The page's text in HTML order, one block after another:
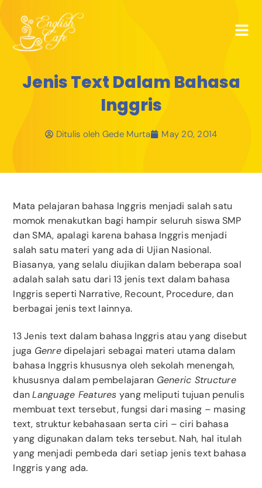
Jenis Text Dalam Bahasa
Inggris
Ditulis oleh Gede Murta May 20, 2014
Mata pelajaran bahasa Inggris menjadi salah satu
momok menakutkan bagi hampir seluruh siswa SMP
dan SMA, apalagi karena bahasa Inggris menjadi
salah satu materi yang ada di Ujian Nasional.
Biasanya, yang selalu diujikan dalam beberapa soal
adalah salah satu dari 13 jenis text dalam bahasa
Inggris seperti Narrative, Recount, Procedure, dan
berbagai jenis text lainnya.
13 Jenis text dalam bahasa Inggris atau yang disebut
juga Genredipelajari sebagai materi utama dalam
bahasa Inggris khususnya oleh sekolah menengah,
khususnya dalam pembelajaran Generic Structure
danLanguage Features yang meliputi tujuan penulis
membuat text tersebut, fungsi dari masing – masing
text, struktur kebahasaan serta ciri – ciri bahasa
yang digunakan dalam teks tersebut. Nah, hal itulah
yang menjadi pembeda dari setiap jenis text bahasa
Inggris yang ada.